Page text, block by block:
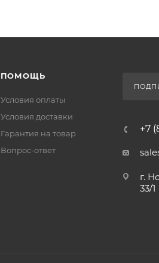
ПОМОЩЬ
Условия оплаты
Условия доставки
Гарантия на товар
Вопрос-ответ
+7
г.
33/1